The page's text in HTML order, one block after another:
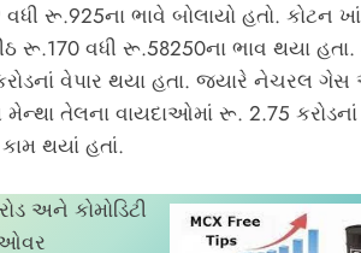
રૂ.925ના ભાવે બોલાયો હતો. કોટન
રૂ.170 વધી રૂ.58250ના ભાવ થયા
વેપાર થયા હતા. જ્યારે નેચરલ
તેલના વાયદાઓમાં રૂ. 2.75
થયાં હતાં.
અને કોમોડિટી